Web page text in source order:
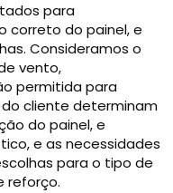
para
correto do painel, e
Consideramos o
vento,
permitida para
cliente determinam
do painel, e
e as necessidades
para o tipo de
reforço.